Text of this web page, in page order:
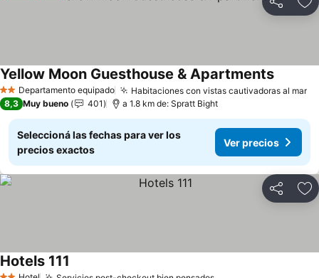
Compartir
2 EstrellasDepartamento equipado Habitaciones con vistas cautivadoras al mar
Yellow Moon Guesthouse & ApartmentsVer
8,3 Muy bueno 401 a 1.8 km de: Spratt Bight
Seleccioná las fechas para ver los
precios exactos
Ver precios
Compartir
Hotels 111